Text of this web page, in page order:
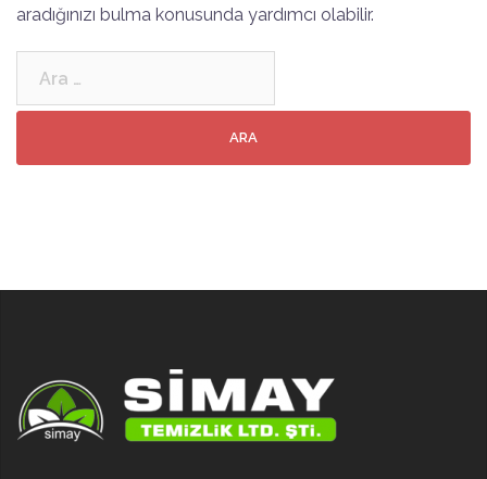
aradığınızı bulma konusunda yardımcı olabilir.